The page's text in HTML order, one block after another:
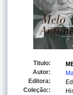
Titulo:
Autor:
Editora:
Coleção::